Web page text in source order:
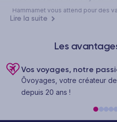
Hammamet vous attend pour des
tunisienne. Ôvoyages vous
recherchiez un séjour tout
vos envies et à votre budget.
formule all inclusive à Hammamet
voyageurs en quête de sérénité :
de profiter pleinement de vos
dépenses sur place. Pour ceux qui
Lire la suite
Les
Vos voyages, notre
Ôvoyages, votre créateur
depuis 20 ans !